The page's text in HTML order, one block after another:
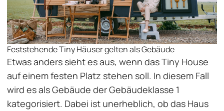
Feststehende Tiny Häuser gelten als Gebäude
Etwas anders sieht es aus, wenn das Tiny House
auf einem festen Platz stehen soll. In diesem Fall
wird es als Gebäude der Gebäudeklasse 1
kategorisiert. Dabei ist unerheblich, ob das Haus